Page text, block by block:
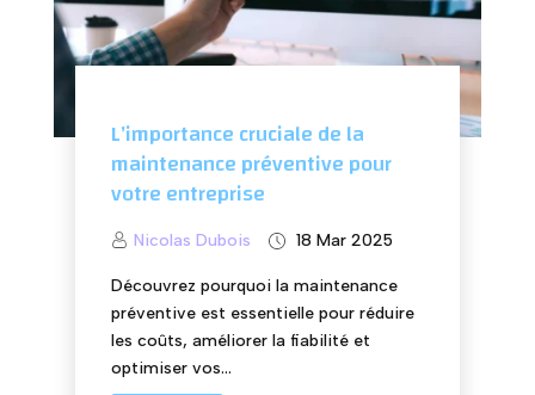
L’importance cruciale de la
maintenance préventive pour
votre entreprise
Nicolas Dubois 18 Mar 2025
Découvrez pourquoi la maintenance
préventive est essentielle pour réduire
les coûts, améliorer la fiabilité et
optimiser vos...